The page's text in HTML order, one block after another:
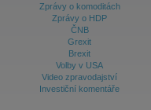
Zprávy o komoditách
Zprávy o HDP
ČNB
Grexit
Brexit
Volby v USA
Video zpravodajství
Investiční komentáře